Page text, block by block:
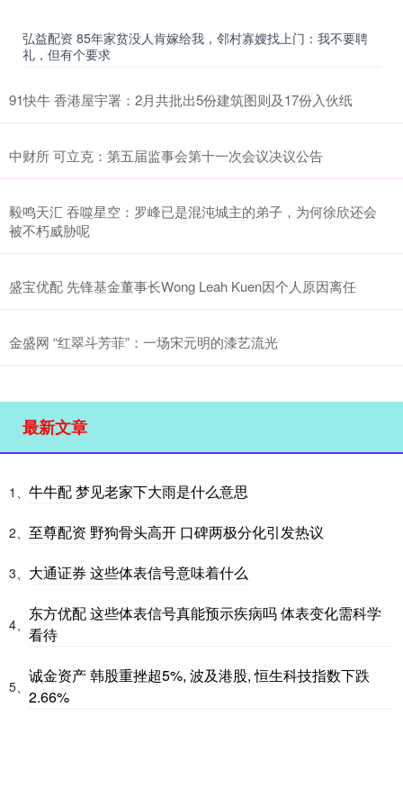
弘益配资 85年家贫没人肯嫁给我，邻村寡嫂找上门：我不要聘
礼，但有个要求
91快牛 香港屋宇署：2月共批出5份建筑图则及17份入伙纸
中财所 可立克：第五届监事会第十一次会议决议公告
毅鸣天汇 吞噬星空：罗峰已是混沌城主的弟子，为何徐欣还会
被不朽威胁呢
盛宝优配 先锋基金董事长Wong Leah Kuen因个人原因离任
金盛网 “红翠斗芳菲”：一场宋元明的漆艺流光
最新文章
1、 牛牛配 梦见老家下大雨是什么意思
2、 至尊配资 野狗骨头高开 口碑两极分化引发热议
3、 大通证券 这些体表信号意味着什么
4、
东方优配 这些体表信号真能预示疾病吗 体表变化需科学
看待
5、
诚金资产 韩股重挫超5%, 波及港股, 恒生科技指数下跌
2.66%